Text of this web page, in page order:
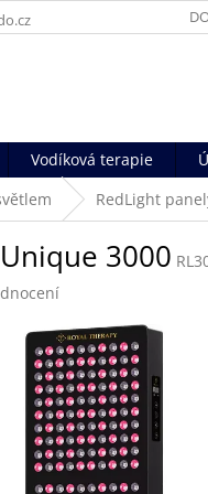
Vodíková terapie
RedLight
3000